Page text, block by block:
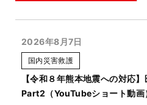
2026年8月7日
国内災害救護
【令和８年熊本地震への対応
Part2（YouTubeショート動画